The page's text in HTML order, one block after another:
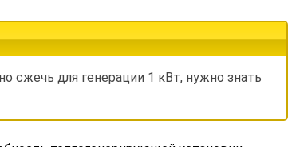
сжечь для генерации 1 кВт, нужно знать